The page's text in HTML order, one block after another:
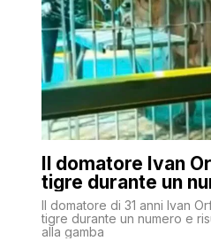
Il domatore Ivan
tigre durante un
Il domatore di 31 anni Ivan
tigre durante un numero e
alla gamba